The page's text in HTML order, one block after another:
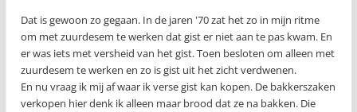
Dat is gewoon zo gegaan. In de jaren '70 zat het zo in mijn ritme
om met zuurdesem te werken dat gist er niet aan te pas kwam. En
er was iets met versheid van het gist. Toen besloten om alleen met
zuurdesem te werken en zo is gist uit het zicht verdwenen.
En nu vraag ik mij af waar ik verse gist kan kopen. De bakkerszaken
verkopen hier denk ik alleen maar brood dat ze na bakken. Die